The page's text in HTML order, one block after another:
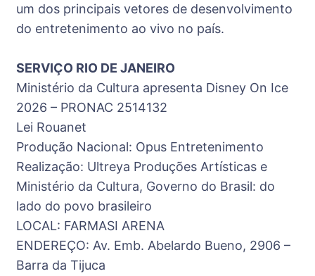
um dos principais vetores de desenvolvimento
do entretenimento ao vivo no país.
SERVIÇO RIO DE JANEIRO
Ministério da Cultura apresenta Disney On Ice
2026 – PRONAC 2514132
Lei Rouanet
Produção Nacional: Opus Entretenimento
Realização: Ultreya Produções Artísticas e
Ministério da Cultura, Governo do Brasil: do
lado do povo brasileiro
LOCAL: FARMASI ARENA
ENDEREÇO: Av. Emb. Abelardo Bueno, 2906 –
Barra da Tijuca